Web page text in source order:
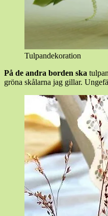
Tulpandekoration
På de andra borden ska
gröna skålarna jag gillar.